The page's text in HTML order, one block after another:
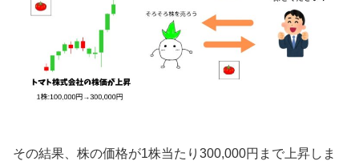
その結果、株の価格が1株当たり300,000円まで上昇しま